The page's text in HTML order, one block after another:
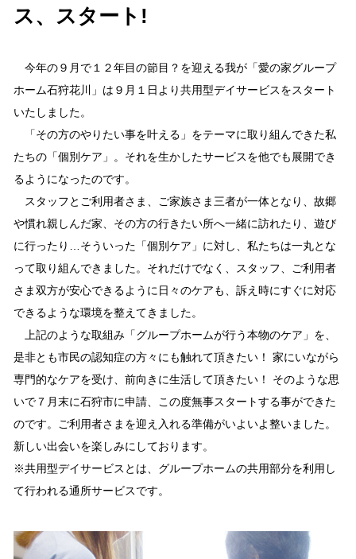
ス、スタート!
今年の９月で１２年目の節目？を迎える我が「愛の家グループ
ホーム石狩花川」は９月１日より共用型デイサービスをスタート
いたしました。
「その方のやりたい事を叶える」をテーマに取り組んできた私
たちの「個別ケア」。それを生かしたサービスを他でも展開でき
るようになったのです。
スタッフとご利用者さま、ご家族さま三者が一体となり、故郷
や慣れ親しんだ家、その方の行きたい所へ一緒に訪れたり、遊び
に行ったり…そういった「個別ケア」に対し、私たちは一丸とな
って取り組んできました。それだけでなく、スタッフ、ご利用者
さま双方が安心できるように日々のケアも、訴え時にすぐに対応
できるような環境を整えてきました。
上記のような取組み「グループホームが行う本物のケア」を、
是非とも市民の認知症の方々にも触れて頂きたい！ 家にいながら
専門的なケアを受け、前向きに生活して頂きたい！ そのような思
いで７月末に石狩市に申請、この度無事スタートする事ができた
のです。ご利用者さまを迎え入れる準備がいよいよ整いました。
新しい出会いを楽しみにしております。
※共用型デイサービスとは、グループホームの共用部分を利用し
て行われる通所サービスです。